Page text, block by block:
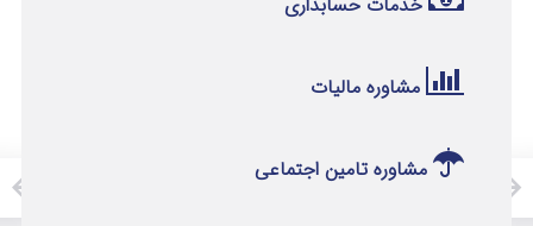
مشاوره مالیات
مشاوره تامین اجتماعی